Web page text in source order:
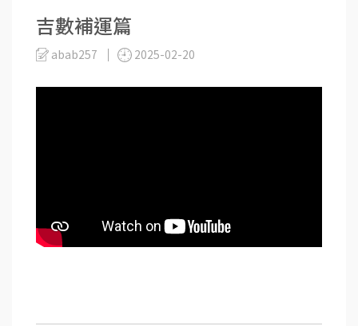
吉數補運篇
abab257 2025-02-20